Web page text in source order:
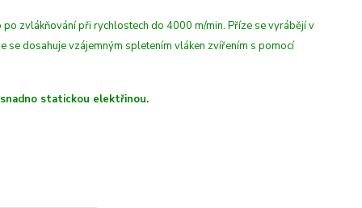
po zvlákňování při rychlostech do 4000 m/min. Příze se vyrábějí v
dosahuje vzájemným spletením vláken zvířením s pomocí
statickou elektřinou.